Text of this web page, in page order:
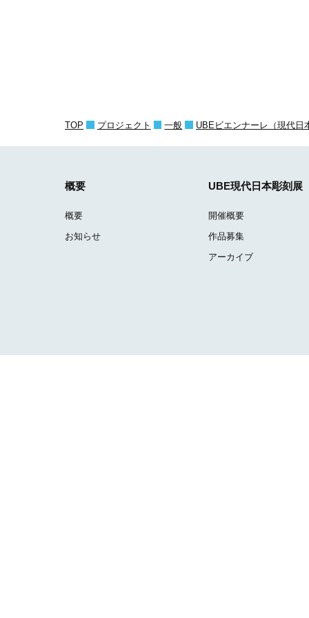
TOP プロジェクト 一般 UBEビエンナーレ（現代日
概要
概要
お知らせ
UBE現代日本彫刻展
開催概要
作品募集
アーカイブ